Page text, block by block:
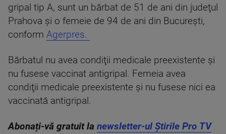
gripal tip A, sunt un bărbat de 51 de ani din judeţul
Prahova şi o femeie de 94 de ani din Bucureşti,
conform Agerpres.
Bărbatul nu avea condiţii medicale preexistente şi
nu fusese vaccinat antigripal. Femeia avea
condiţii medicale preexistente şi nu fusese nici ea
vaccinată antigripal.
Abonați-vă gratuit la newsletter-ul Știrile Pro TV